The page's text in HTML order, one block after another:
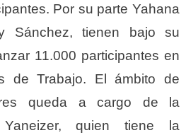
Por su parte Yahana
Sánchez, tienen bajo su
11.000 participantes en
de Trabajo. El ámbito de
queda a cargo de la
Yaneizer, quien tiene la